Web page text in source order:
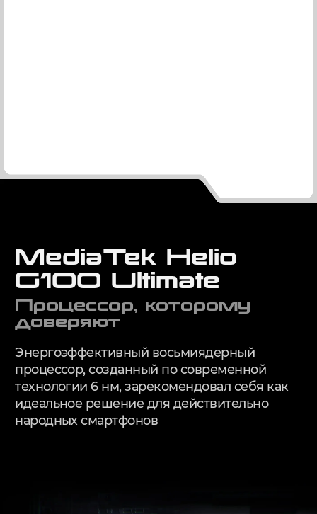
MediaTek Helio
G100 Ultimate
Процессор, которому
доверяют
Энергоэффективный восьмиядерный
процессор, созданный по современной
технологии 6 нм, зарекомендовал себя как
идеальное решение для действительно
народных смартфонов